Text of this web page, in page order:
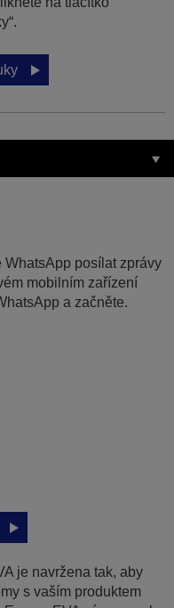
WhatsApp posílat zprávy
mobilním zařízení
a začněte.
je navržena tak, aby
s vaším produktem